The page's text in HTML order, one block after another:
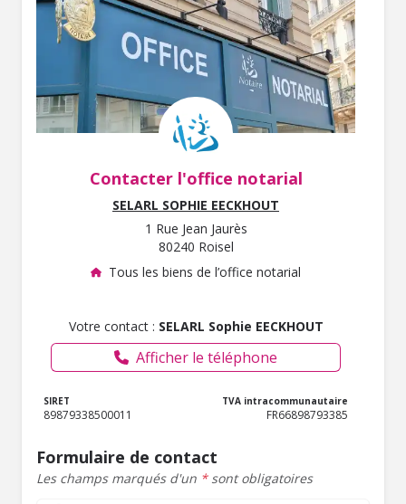
Contacter l'office notarial
SELARL SOPHIE EECKHOUT
1 Rue Jean Jaurès
80240 Roisel
Tous les biens de l’office notarial
Votre contact : SELARL Sophie EECKHOUT
Afficher le téléphone
SIRET
89879338500011
TVA intracommunautaire
FR66898793385
Formulaire de contact
Les champs marqués d'un *sont obligatoires